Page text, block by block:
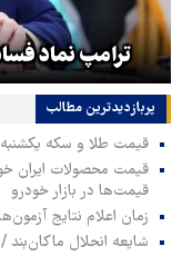
ترامپ نماد
پربازدیدترین‌ مطالب
قیمت طلا و سکه یکشنبه ۱۱ مرداد ۱۴۰۵/ ریزش سنگین سکه امامی
قیمت‌ها در بازار خودرو
زمان اعلام نتایج
شایعه انحلال ماکان‌بند